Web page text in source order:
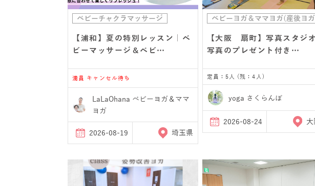
ベビーチャクラマッサージ
【浦和】夏の特別レッスン｜ベ
ビーマッサージ＆ベビ…
満員 キャンセル待ち
LaLaOhana ベビーヨガ＆ママ
ヨガ
2026-08-19 埼玉県
ベビーヨガ＆ママヨガ(産後ヨ
【大阪 扇町】写真スタジ
写真のプレゼント付き…
定員：5人 (残：4人)
yoga さくらんぼ
2026-08-24